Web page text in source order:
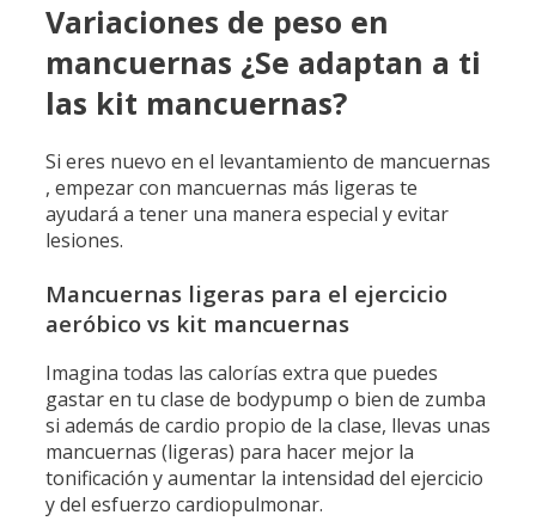
Variaciones de peso en
mancuernas ¿Se adaptan a ti
las kit mancuernas?
Si eres nuevo en el levantamiento de mancuernas
, empezar con mancuernas más ligeras te
ayudará a tener una manera especial y evitar
lesiones.
Mancuernas ligeras para el ejercicio
aeróbico vs kit mancuernas
Imagina todas las calorías extra que puedes
gastar en tu clase de bodypump o bien de zumba
si además de cardio propio de la clase, llevas unas
mancuernas (ligeras) para hacer mejor la
tonificación y aumentar la intensidad del ejercicio
y del esfuerzo cardiopulmonar.